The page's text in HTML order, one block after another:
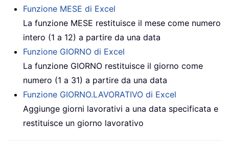
Funzione MESE di Excel
La funzione MESE restituisce il mese come numero
intero (1 a 12) a partire da una data
Funzione GIORNO di Excel
La funzione GIORNO restituisce il giorno come
numero (1 a 31) a partire da una data
Funzione GIORNO.LAVORATIVO di Excel
Aggiunge giorni lavorativi a una data specificata e
restituisce un giorno lavorativo